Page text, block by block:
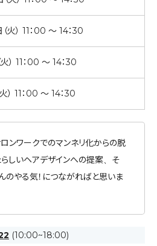
火） 11：00 ～ 14：30
） 11：00 ～ 14：30
） 11：00 ～ 14：30
ンワークでのマンネリ化からの脱
しいヘアデザインへの提案、そ
のやる気！につながればと思いま
(10:00~18:00)